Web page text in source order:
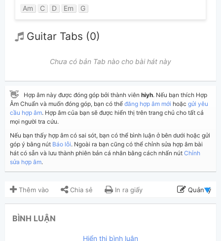
Am C D Em G
Guitar Tabs (0)
Chưa có bản Tab nào cho bài hát này
👋 Hợp âm này được đóng góp bởi thành viên hiyh. Nếu bạn thích Hợp
Âm Chuẩn và muốn đóng góp, bạn có thể đăng hợp âm mới hoặc gửi yêu
cầu hợp âm. Hợp âm của bạn sẽ được hiển thị trên trang chủ cho tất cả
mọi người tra cứu.
Nếu bạn thấy hợp âm có sai sót, bạn có thể bình luận ở bên dưới hoặc gửi
góp ý bằng nút Báo lỗi. Ngoài ra bạn cũng có thể chỉnh sửa hợp âm bài
hát có sẵn và lưu thành phiên bản cá nhân bằng cách nhấn nút Chỉnh
sửa hợp âm.
Thêm vào Chia sẻ In ra giấy Quản lý
hiyh (kabigon91 đã duyệt)
BÌNH LUẬN
Hiển thị bình luận